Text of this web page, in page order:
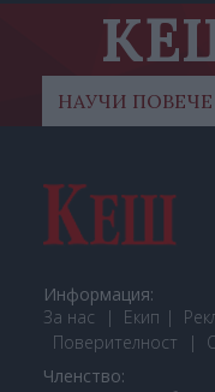
НАУЧИ ПОВЕЧЕ
Информация:
За нас
Екип
Поверителност
Членство: